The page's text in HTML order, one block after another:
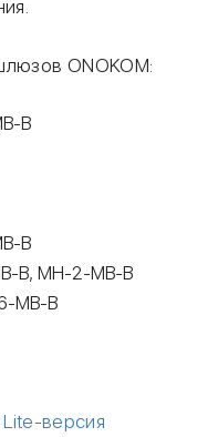
ONOKOM:
B
B
B, MH-2-MB-B
MB-B
Lite-версия